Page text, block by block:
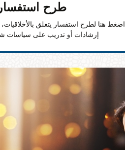
طرح استفسار
اضغط هنا لطرح استفسار يتعلق
إرشادات أو تدريب على سياسات